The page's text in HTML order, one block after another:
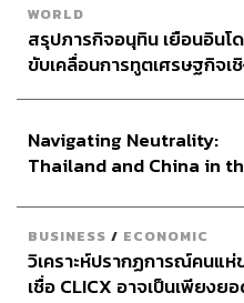
WORLD
สรุปภารกิจอนุทิน เยือนอินโ
ขับเคลื่อนการทูตเศรษฐกิจเ
Navigating Neutrality:
Thailand and China in
BUSINESS / ECONOMIC
วิเคราะห์ปรากฏการณ์คนแ
เชื่อ CLICX อาจเป็นเพียงย